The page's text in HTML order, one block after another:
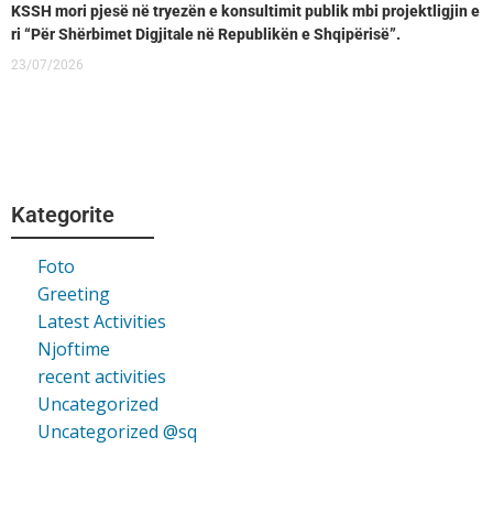
KSSH mori pjesë në tryezën e konsultimit publik mbi projektligjin e
ri “Për Shërbimet Digjitale në Republikën e Shqipërisë”.
23/07/2026
Kategorite
Foto
Greeting
Latest Activities
Njoftime
recent activities
Uncategorized
Uncategorized @sq